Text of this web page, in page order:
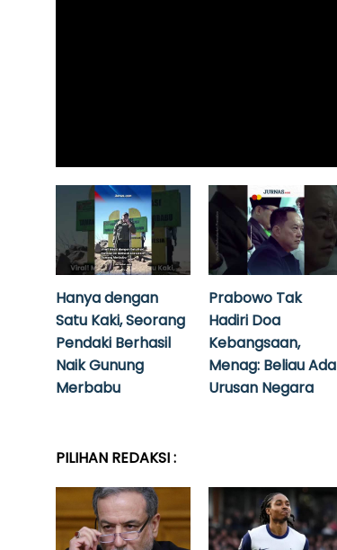
Hanya dengan
Satu Kaki, Seorang
Pendaki Berhasil
Naik Gunung
Merbabu
Prabowo Tak
Hadiri Doa
Kebangsaan,
Menag: Beliau Ada
Urusan Negara
PILIHAN REDAKSI :